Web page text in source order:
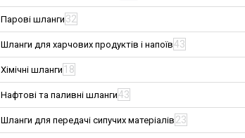
Парові шланги 32
Шланги для харчових продуктів і напоїв43
Хімічні шланги 18
Нафтові та паливні шланги43
Шланги для передачі сипучих матеріалів 23